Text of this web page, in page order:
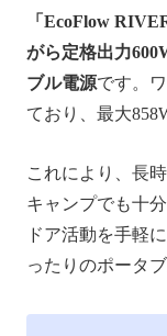
「EcoFlow
がら定格出力
ブル電源です。
ており、最大
これにより、長
キャンプでも十
ドア活動を手軽
ったりのポータ